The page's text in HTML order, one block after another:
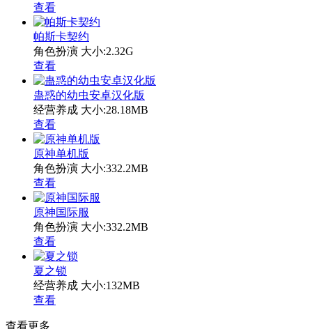
查看
帕斯卡契约
角色扮演 大小:2.32G
查看
蛊惑的幼虫安卓汉化版
经营养成 大小:28.18MB
查看
原神单机版
角色扮演 大小:332.2MB
查看
原神国际服
角色扮演 大小:332.2MB
查看
夏之锁
经营养成 大小:132MB
查看
查看更多